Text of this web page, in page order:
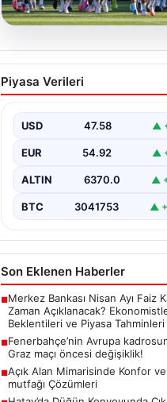
05.08.2026
Fenerbahçe’nin
kadrosunda Sturm
Piyasa Verileri
USD 47.58 ▲
EUR 54.92 ▲
ALTIN 6370.0 ▲
BTC 3041753 ▲
Son Eklenen Haberler
■Merkez Bankası Nisan Ayı Faiz
Zaman Açıklanacak?
Beklentileri ve Piyasa Tahminleri
■Fenerbahçe’nin Avrupa
Graz maçı öncesi değişiklik!
■Açık Alan Mimarisinde Konfor
mutfağı Çözümleri